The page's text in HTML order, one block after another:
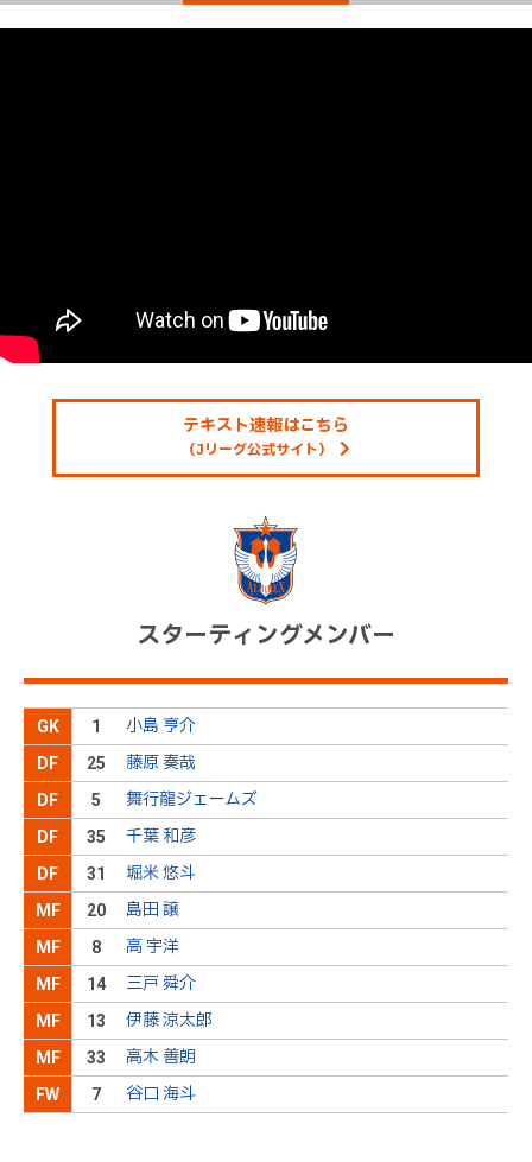
テキスト速報はこちら
（Jリーグ公式サイト）
スターティングメンバー
GK 1 小島 亨介
DF 25 藤原 奏哉
DF 5 舞行龍ジェームズ
DF 35 千葉 和彦
DF 31 堀米 悠斗
MF 20 島田 譲
MF 8 高 宇洋
MF 14 三戸 舜介
MF 13 伊藤 涼太郎
MF 33 高木 善朗
FW 7 谷口 海斗